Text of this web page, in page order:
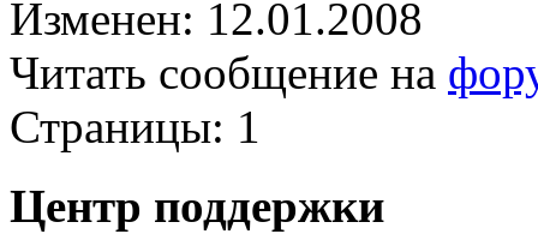
Изменен: 12.01.2008
Читать сообщение на
Страницы: 1
Центр поддержки